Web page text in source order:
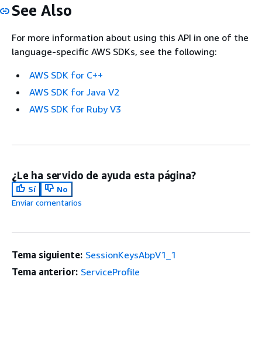
See Also
For more information about using this API in one of the
language-specific AWS SDKs, see the following:
AWS SDK for C++
AWS SDK for Java V2
AWS SDK for Ruby V3
¿Le ha servido de ayuda esta página?
Sí
No
Enviar comentarios
Tema siguiente: SessionKeysAbpV1_1
Tema anterior: ServiceProfile